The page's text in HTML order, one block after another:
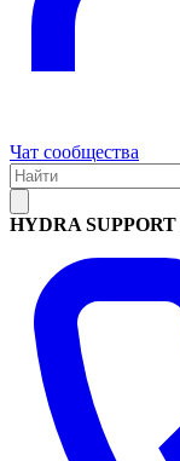
Чат сообщества
HYDRA SUPPORT